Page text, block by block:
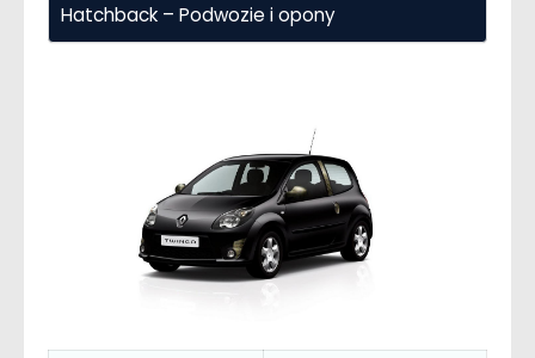
Hatchback – Podwozie i opony